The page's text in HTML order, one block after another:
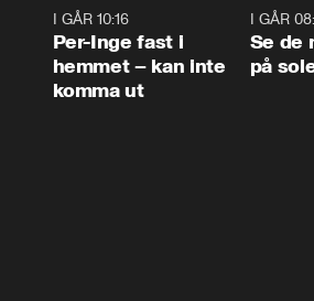
I GÅR 10:16
Per-Inge fast i
hemmet – kan inte
komma ut
I GÅR
Se de
på